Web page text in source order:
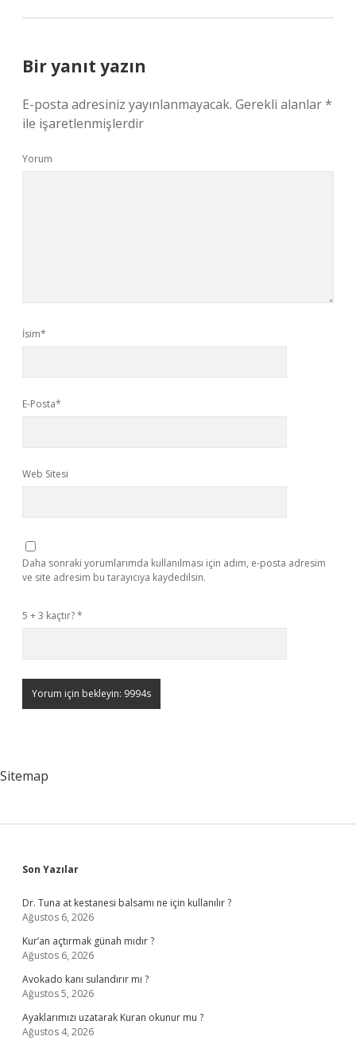
Bir yanıt yazın
E-posta adresiniz yayınlanmayacak. Gerekli alanlar*
ile işaretlenmişlerdir
Yorum
İsim*
E-Posta*
Web Sitesi
Daha sonraki yorumlarımda kullanılması için adım, e-posta adresim
ve site adresim bu tarayıcıya kaydedilsin.
5 + 3 kaçtır?*
Sitemap
Sidebar
Son Yazılar
Dr. Tuna at kestanesi balsamı ne için kullanılır ?
Ağustos 6, 2026
Kur’an açtırmak günah mıdır ?
Ağustos 6, 2026
Avokado kanı sulandırır mı ?
Ağustos 5, 2026
Ayaklarımızı uzatarak Kuran okunur mu ?
Ağustos 4, 2026